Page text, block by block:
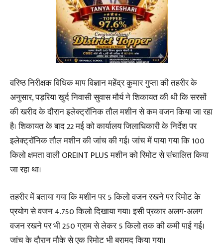
वरिष्ठ निरीक्षक विधिक माप विज्ञान महेंद्र कुमार गुप्ता की तहरीर के
अनुसार, पड़रिया खुर्द निवासी सुवास मौर्य ने शिकायत की थी कि सरसों
की खरीद के दौरान इलेक्ट्रॉनिक तौल मशीन से कम वजन किया जा रहा
है। शिकायत के बाद 22 मई को कार्यालय जिलाधिकारी के निर्देश पर
इलेक्ट्रॉनिक तौल मशीन की जांच की गई। जांच में पाया गया कि 100
किलो क्षमता वाली OREINT PLUS मशीन को रिमोट से संचालित किया
जा रहा था।
तहरीर में बताया गया कि मशीन पर 5 किलो वजन रखने पर रिमोट के
प्रयोग से वजन 4.750 किलो दिखाया गया। इसी प्रकार अलग-अलग
वजन रखने पर भी 250 ग्राम से लेकर 5 किलो तक की कमी पाई गई।
जांच के दौरान मौके से एक रिमोट भी बरामद किया गया।